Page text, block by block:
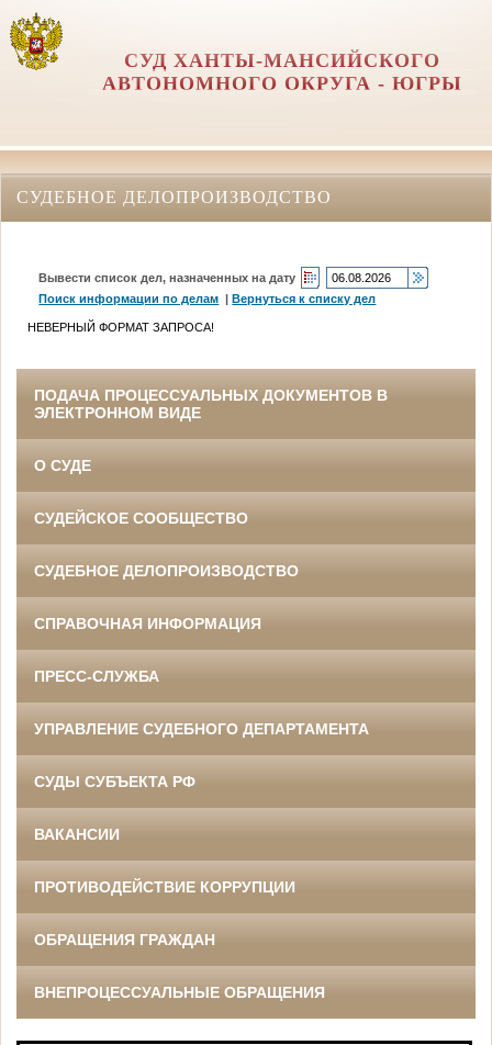
СУД ХАНТЫ-МАНСИЙСКОГО
АВТОНОМНОГО ОКРУГА - ЮГРЫ
СУДЕБНОЕ ДЕЛОПРОИЗВОДСТВО
Вывести список дел, назначенных на дату
Поиск информации по делам |Вернуться к списку дел
НЕВЕРНЫЙ ФОРМАТ ЗАПРОСА!
ПОДАЧА ПРОЦЕССУАЛЬНЫХ ДОКУМЕНТОВ В
ЭЛЕКТРОННОМ ВИДЕ
О СУДЕ
СУДЕЙСКОЕ СООБЩЕСТВО
СУДЕБНОЕ ДЕЛОПРОИЗВОДСТВО
СПРАВОЧНАЯ ИНФОРМАЦИЯ
ПРЕСС-СЛУЖБА
УПРАВЛЕНИЕ СУДЕБНОГО ДЕПАРТАМЕНТА
СУДЫ СУБЪЕКТА РФ
ВАКАНСИИ
ПРОТИВОДЕЙСТВИЕ КОРРУПЦИИ
ОБРАЩЕНИЯ ГРАЖДАН
ВНЕПРОЦЕССУАЛЬНЫЕ ОБРАЩЕНИЯ